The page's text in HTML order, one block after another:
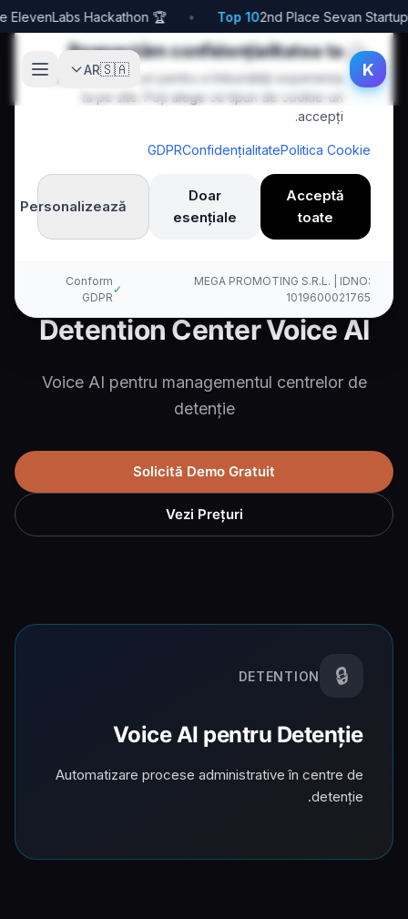
🍪
Respectăm confidențialitatea ta
Folosim cookie-uri pentru a îmbunătăți experiența
ta pe site. Poți alege ce tipuri de cookie-uri
accepți.
Politica Cookie
Confidențialitate
GDPR
Acceptă
toate
Doar
esențiale
Personalizează
MEGA PROMOTING S.R.L. | IDNO:
1019600021765
✓
Conform
GDPR
Top 10
•
🏆 1st Place ElevenLabs Hackathon
K
🇸🇦
AR
Defense
Police
Kallina Voice AI
Detention Center Voice AI
Voice AI pentru managementul centrelor de
detenție
Solicită Demo Gratuit
Vezi Prețuri
🔒
DETENTION
Voice AI pentru Detenție
Automatizare procese administrative în centre de
detenție.